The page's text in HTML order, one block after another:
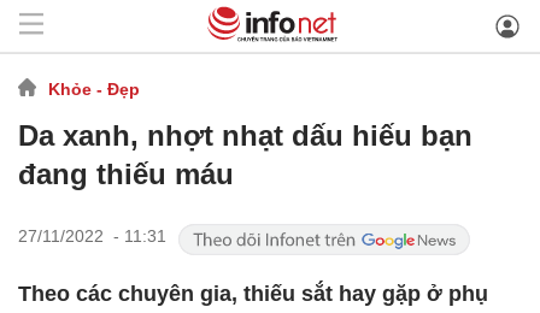
Khỏe - Đẹp
Da xanh, nhợt nhạt dấu hiếu bạn
đang thiếu máu
27/11/2022 - 11:31
Theo các chuyên gia, thiếu sắt hay gặp ở phụ